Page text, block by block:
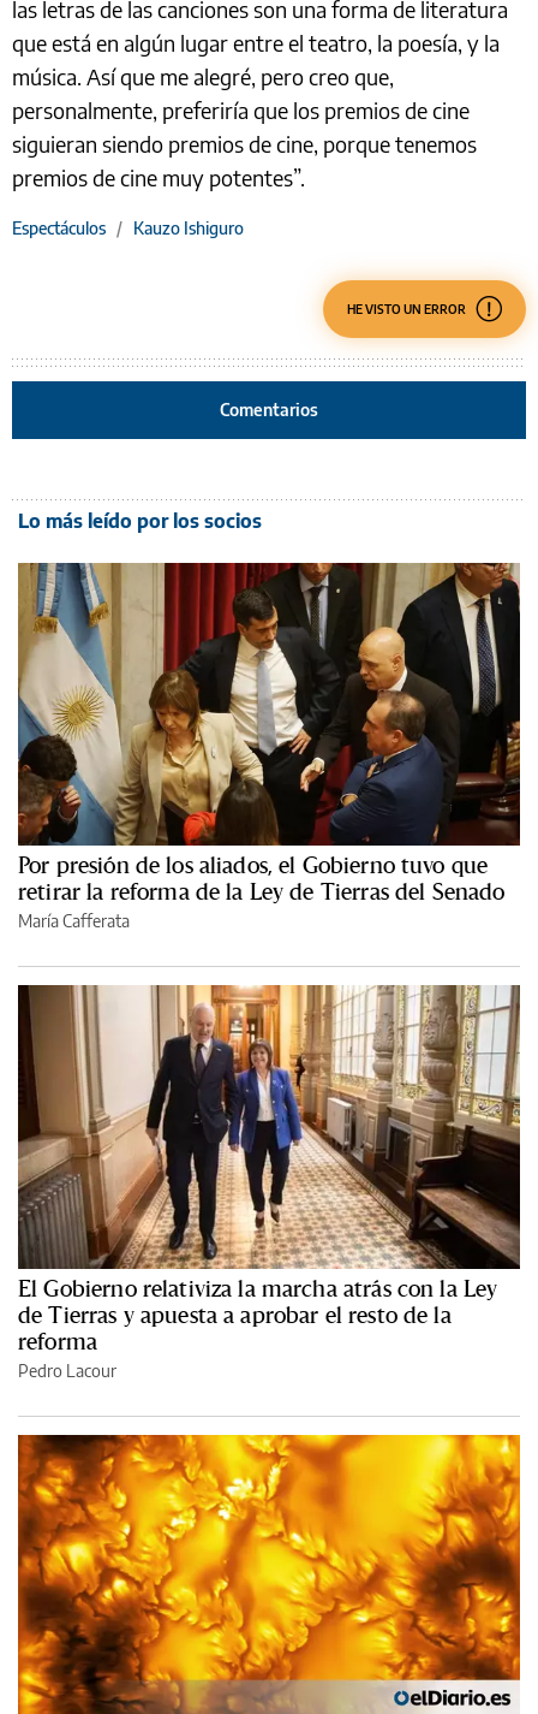
las letras de las canciones son una forma de literatura
que está en algún lugar entre el teatro, la poesía, y la
música. Así que me alegré, pero creo que,
personalmente, preferiría que los premios de cine
siguieran siendo premios de cine, porque tenemos
premios de cine muy potentes”.
Espectáculos / Kauzo Ishiguro
HE VISTO UN ERROR
Comentarios
Lo más leído por los socios
Por presión de los aliados, el Gobierno tuvo que
retirar la reforma de la Ley de Tierras del Senado
María Cafferata
El Gobierno relativiza la marcha atrás con la Ley
de Tierras y apuesta a aprobar el resto de la
reforma
Pedro Lacour